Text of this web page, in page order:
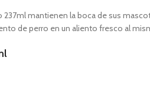
mantienen la boca de sus
de perro en un aliento fresco al